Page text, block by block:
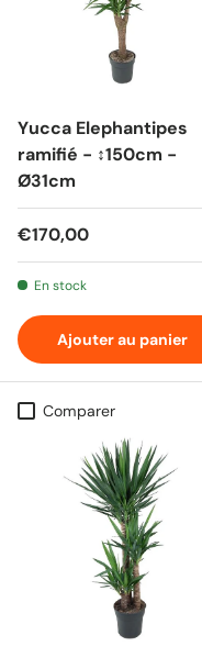
Yucca Elephantipes
ramifié - ↕150cm -
Ø31cm
Prix habituel
€170,00
En stock
Ajouter au panier
Comparer